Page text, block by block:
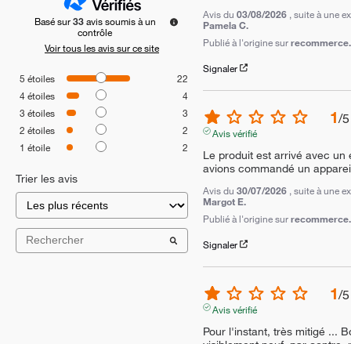
Basé sur33 avis soumis à un
contrôle
Voir tous les avis sur ce site
5 étoiles
22
4étoiles
4
3 étoiles
3
2 étoiles
2
1 étoile 2
Trier les avis
Avis du 03/08/2026 , suite à une
Pamela C.
Publié à l'origine sur
Signaler
1/5
Avis vérifié
Le produit est arrivé avec
avions commandé un
Avis du 30/07/2026 , suite à une
Margot E.
Publié à l'origine sur
Signaler
1/5
Avis vérifié
Pour l'instant, très mitigé ...